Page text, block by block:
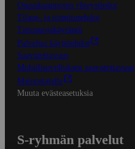
Osuuskauppojen yhteystiedot
Tilaus- ja toimitusehdot
Tietosuojakäytäntö
Palvelun käyttöehdot
Saavutettavuus
Mobiilisovelluksen saavutettavuus
Mainostajalle
Muuta evästeasetuksia
S-ryhmän palvelut